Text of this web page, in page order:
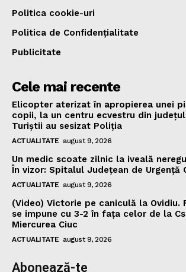
Politica cookie-uri
Politica de Confidențialitate
Publicitate
Cele mai recente
Elicopter aterizat în apropierea unei
copii, la un centru ecvestru din
Turiștii au sesizat Poliția
ACTUALITATE august 9, 2026
Un medic scoate zilnic la iveală
În vizor: Spitalul Județean de Urgență
ACTUALITATE august 9, 2026
(Video) Victorie pe caniculă la Ovidiu.
se impune cu 3-2 în fața celor de la
Miercurea Ciuc
ACTUALITATE august 9, 2026
Abonează-te